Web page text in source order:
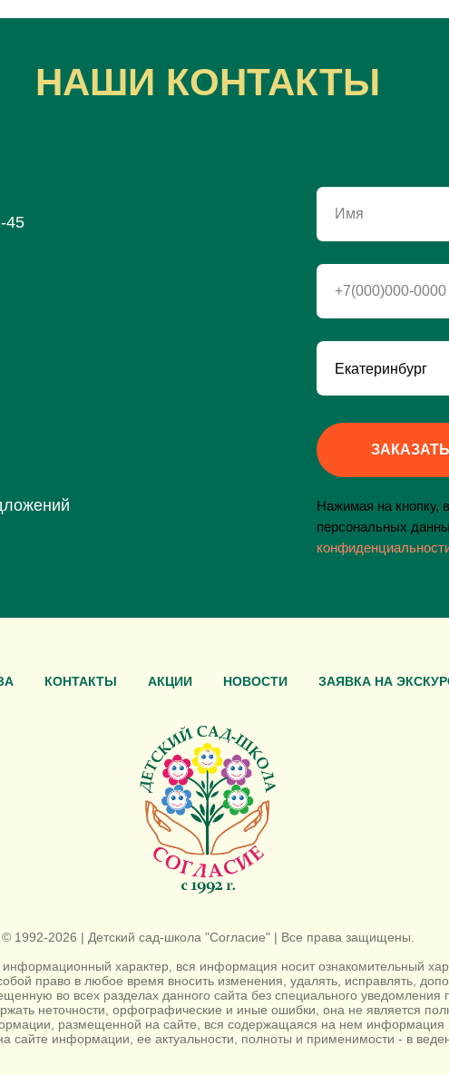
НАШИ КОНТАКТЫ
45
Имя
+7(000)000-0000
Нажимая на кнопку,
персональных
КОНТАКТЫ АКЦИИ НОВОСТИ ЗАЯВКА НА
© 1992-2026 | Детский сад-школа "Согласие" | Все права защищены.
характер, вся информация носит ознакомительный
право в любое время вносить изменения, удалять, исправлять,
во всех разделах данного сайта без специального уведомления
неточности, орфографические и иные ошибки, она не является
размещенной на сайте, вся содержащаяся на нем информация
сайте информации, ее актуальности, полноты и применимости - в